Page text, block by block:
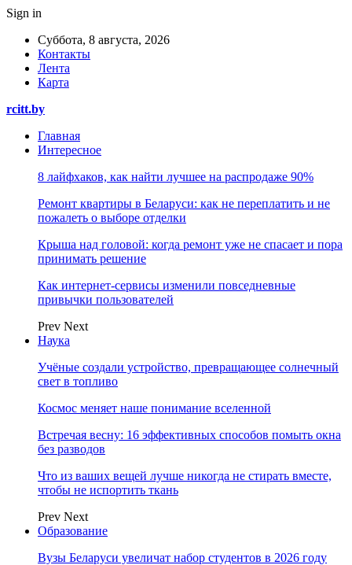
Sign in
Суббота, 8 августа, 2026
Контакты
Лента
Карта
rcitt.by
Главная
Интересное
8 лайфхаков, как найти лучшее на распродаже 90%
Ремонт квартиры в Беларуси: как не переплатить и не
пожалеть о выборе отделки
Крыша над головой: когда ремонт уже не спасает и пора
принимать решение
Как интернет-сервисы изменили повседневные
привычки пользователей
Prev Next
Наука
Учёные создали устройство, превращающее солнечный
свет в топливо
Космос меняет наше понимание вселенной
Встречая весну: 16 эффективных способов помыть окна
без разводов
Что из ваших вещей лучше никогда не стирать вместе,
чтобы не испортить ткань
Prev Next
Образование
Вузы Беларуси увеличат набор студентов в 2026 году